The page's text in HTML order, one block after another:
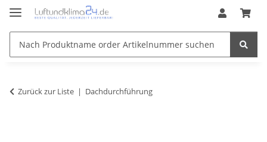
Zurück zur Liste Dachdurchführung